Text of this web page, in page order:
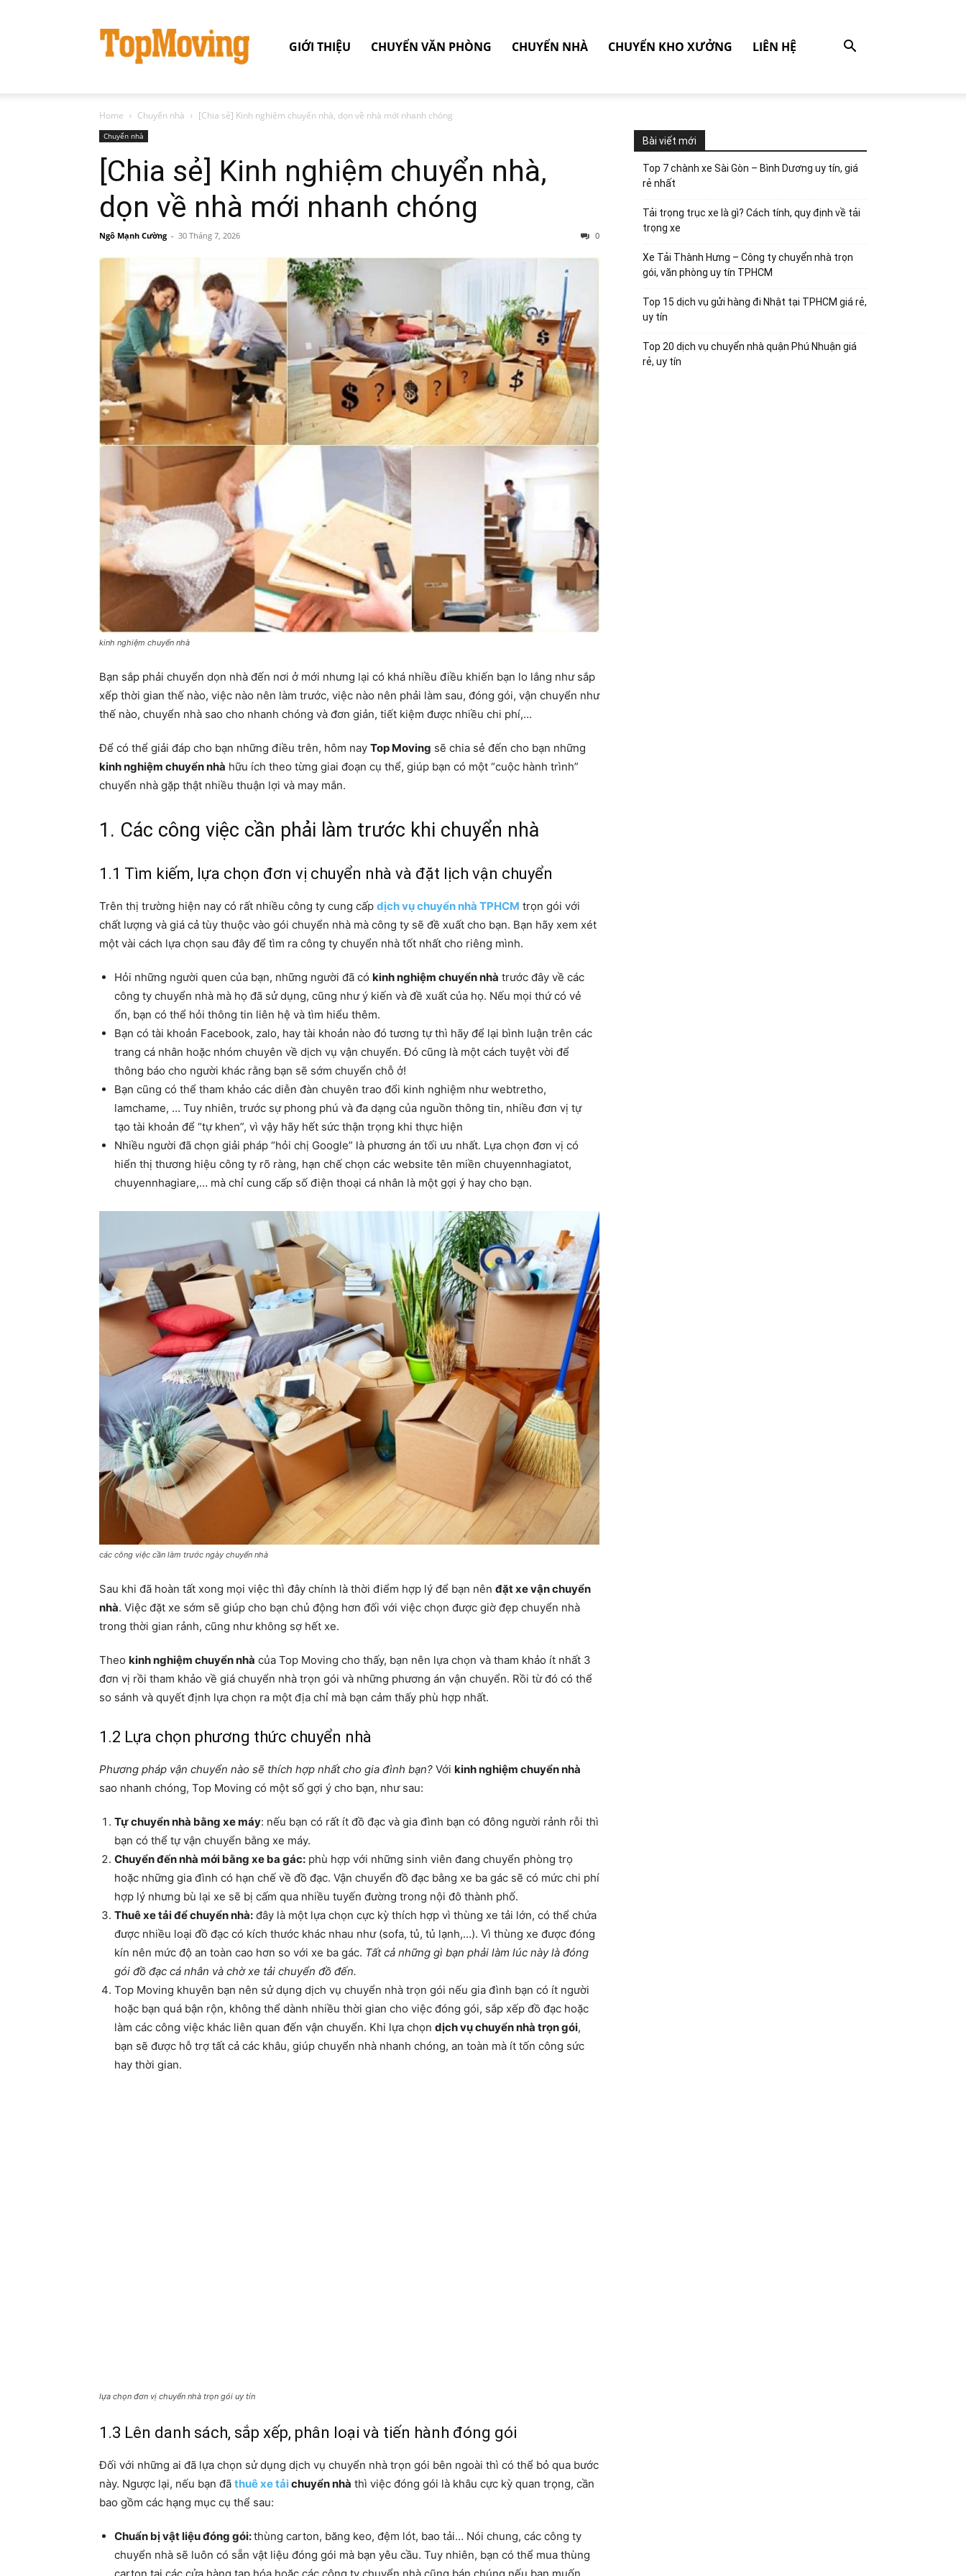
GIỚI THIỆU CHUYỂN VĂN PHÒNG CHUYỂN NHÀ CHUYỂN KHO XƯỞNG LIÊN HỆ
Home Chuyển nhà [Chia sẻ] Kinh nghiệm chuyển nhà, dọn về nhà mới nhanh chóng
Chuyển nhà
[Chia sẻ] Kinh nghiệm chuyển nhà,
dọn về nhà mới nhanh chóng
Ngô Mạnh Cường - 30 Tháng 7, 2026 0
kinh nghiệm chuyển nhà
Bạn sắp phải chuyển dọn nhà đến nơi ở mới nhưng lại có khá nhiều điều khiến bạn lo lắng như sắp
xếp thời gian thế nào, việc nào nên làm trước, việc nào nên phải làm sau, đóng gói, vận chuyển như
thế nào, chuyển nhà sao cho nhanh chóng và đơn giản, tiết kiệm được nhiều chi phí,…
Để có thể giải đáp cho bạn những điều trên, hôm nay Top Moving sẽ chia sẻ đến cho bạn những
kinh nghiệm chuyển nhà hữu ích theo từng giai đoạn cụ thể, giúp bạn có một “cuộc hành trình”
chuyển nhà gặp thật nhiều thuận lợi và may mắn.
1. Các công việc cần phải làm trước khi chuyển nhà
1.1 Tìm kiếm, lựa chọn đơn vị chuyển nhà và đặt lịch vận chuyển
Trên thị trường hiện nay có rất nhiều công ty cung cấp dịch vụ chuyển nhà TPHCM trọn gói với
chất lượng và giá cả tùy thuộc vào gói chuyển nhà mà công ty sẽ đề xuất cho bạn. Bạn hãy xem xét
một vài cách lựa chọn sau đây để tìm ra công ty chuyển nhà tốt nhất cho riêng mình.
Hỏi những người quen của bạn, những người đã có kinh nghiệm chuyển nhà trước đây về các
công ty chuyển nhà mà họ đã sử dụng, cũng như ý kiến ​​và đề xuất của họ. Nếu mọi thứ có vẻ
ổn, bạn có thể hỏi thông tin liên hệ và tìm hiểu thêm.
Bạn có tài khoản Facebook, zalo, hay tài khoản nào đó tương tự thì hãy để lại bình luận trên các
trang cá nhân hoặc nhóm chuyên về dịch vụ vận chuyển. Đó cũng là một cách tuyệt vời để
thông báo cho người khác rằng bạn sẽ sớm chuyển chỗ ở!
Bạn cũng có thể tham khảo các diễn đàn chuyên trao đổi kinh nghiệm như webtretho,
lamchame, … Tuy nhiên, trước sự phong phú và đa dạng của nguồn thông tin, nhiều đơn vị tự
tạo tài khoản để “tự khen”, vì vậy hãy hết sức thận trọng khi thực hiện
Nhiều người đã chọn giải pháp “hỏi chị Google” là phương án tối ưu nhất. Lựa chọn đơn vị có
hiển thị thương hiệu công ty rõ ràng, hạn chế chọn các website tên miền chuyennhagiatot,
chuyennhagiare,… mà chỉ cung cấp số điện thoại cá nhân là một gợi ý hay cho bạn.
các công việc cần làm trước ngày chuyển nhà
Sau khi đã hoàn tất xong mọi việc thì đây chính là thời điểm hợp lý để bạn nên đặt xe vận chuyển
nhà. Việc đặt xe sớm sẽ giúp cho bạn chủ động hơn đối với việc chọn được giờ đẹp chuyển nhà
trong thời gian rảnh, cũng như không sợ hết xe.
Theo kinh nghiệm chuyển nhà của Top Moving cho thấy, bạn nên lựa chọn và tham khảo ít nhất 3
đơn vị rồi tham khảo về giá chuyển nhà trọn gói và những phương án vận chuyển. Rồi từ đó có thể
so sánh và quyết định lựa chọn ra một địa chỉ mà bạn cảm thấy phù hợp nhất.
1.2 Lựa chọn phương thức chuyển nhà
Phương pháp vận chuyển nào sẽ thích hợp nhất cho gia đình bạn? Với kinh nghiệm chuyển nhà
sao nhanh chóng, Top Moving có một số gợi ý cho bạn, như sau:
Tự chuyển nhà bằng xe máy: nếu bạn có rất ít đồ đạc và gia đình bạn có đông người rảnh rỗi thì
bạn có thể tự vận chuyển bằng xe máy.
Chuyển đến nhà mới bằng xe ba gác: phù hợp với những sinh viên đang chuyển phòng trọ
hoặc những gia đình có hạn chế về đồ đạc. Vận chuyển đồ đạc bằng xe ba gác sẽ có mức chi phí
hợp lý nhưng bù lại xe sẽ bị cấm qua nhiều tuyến đường trong nội đô thành phố.
Thuê xe tải để chuyển nhà: đây là một lựa chọn cực kỳ thích hợp vì thùng xe tải lớn, có thể chứa
được nhiều loại đồ đạc có kích thước khác nhau như (sofa, tủ, tủ lạnh,…). Vì thùng xe được đóng
kín nên mức độ an toàn cao hơn so với xe ba gác. Tất cả những gì bạn phải làm lúc này là đóng
gói đồ đạc cá nhân và chờ xe tải chuyển đồ đến.
Top Moving khuyên bạn nên sử dụng dịch vụ chuyển nhà trọn gói nếu gia đình bạn có ít người
hoặc bạn quá bận rộn, không thể dành nhiều thời gian cho việc đóng gói, sắp xếp đồ đạc hoặc
làm các công việc khác liên quan đến vận chuyển. Khi lựa chọn dịch vụ chuyển nhà trọn gói,
bạn sẽ được hỗ trợ tất cả các khâu, giúp chuyển nhà nhanh chóng, an toàn mà ít tốn công sức
hay thời gian.
lựa chọn đơn vị chuyển nhà trọn gói uy tín
1.3 Lên danh sách, sắp xếp, phân loại và tiến hành đóng gói
Đối với những ai đã lựa chọn sử dụng dịch vụ chuyển nhà trọn gói bên ngoài thì có thể bỏ qua bước
này. Ngược lại, nếu bạn đã thuê xe tảichuyển nhà thì việc đóng gói là khâu cực kỳ quan trọng, cần
bao gồm các hạng mục cụ thể sau:
Chuẩn bị vật liệu đóng gói:thùng carton, băng keo, đệm lót, bao tải… Nói chung, các công ty
chuyển nhà sẽ luôn có sẵn vật liệu đóng gói mà bạn yêu cầu. Tuy nhiên, bạn có thể mua thùng
Bài viết mới
Top 7 chành xe Sài Gòn – Bình Dương uy tín, giá
rẻ nhất
Tải trọng trục xe là gì? Cách tính, quy định về tải
trọng xe
Xe Tải Thành Hưng – Công ty chuyển nhà trọn
gói, văn phòng uy tín TPHCM
Top 15 dịch vụ gửi hàng đi Nhật tại TPHCM giá rẻ,
uy tín
Top 20 dịch vụ chuyển nhà quận Phú Nhuận giá
rẻ, uy tín